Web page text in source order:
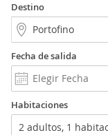
Destino
Fecha de salida
Habitaciones